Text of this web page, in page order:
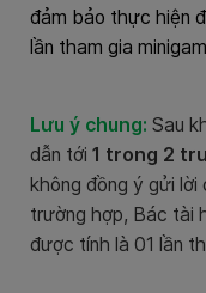
đảm bảo thực hiện
lần tham gia
Lưu ý chung: Sau
dẫn tới 1 trong 2
không đồng ý gửi
trường hợp, Bác tài
được tính là 01 lần